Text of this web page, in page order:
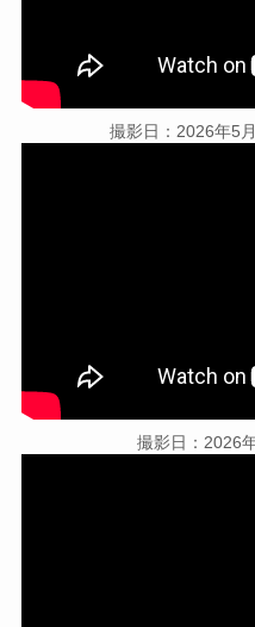
撮影日：2026年5
撮影日：2026